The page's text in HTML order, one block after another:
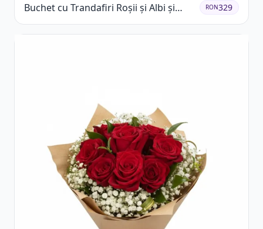
Buchet cu Trandafiri Roșii și Albi și
Gypsophila
RON329